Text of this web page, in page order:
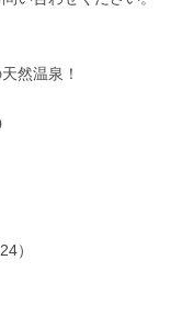
然温泉！
）